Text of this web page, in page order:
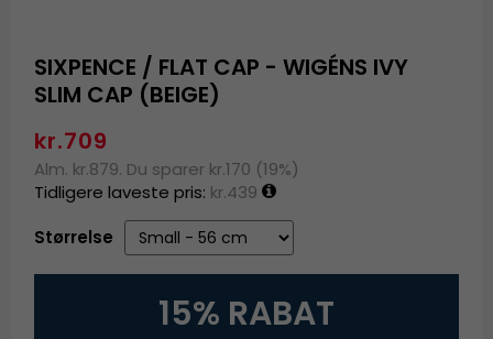
SIXPENCE / FLAT CAP - WIGÉNS IVY
SLIM CAP (BEIGE)
kr.709
Alm. kr.879. Du sparer kr.170 (19%)
Tidligere laveste pris: kr.439
Størrelse
15% RABAT